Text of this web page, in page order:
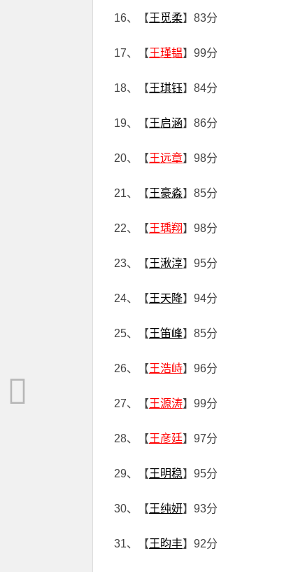
16、【王觅柔】83分
17、【王瑾韫】99分
18、【王琪钰】84分
19、【王启涵】86分
20、【王远章】98分
21、【王豪淼】85分
22、【王瑀翔】98分
23、【王湫淳】95分
24、【王天降】94分
25、【王笛峰】85分
26、【王浩峙】96分
27、【王源涛】99分
28、【王彦廷】97分
29、【王明稳】95分
30、【王纯妍】93分
31、【王昀丰】92分